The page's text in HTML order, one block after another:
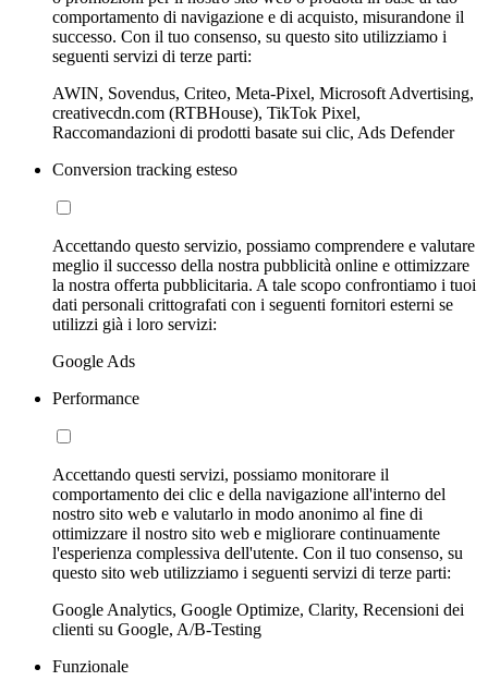
comportamento di navigazione e di acquisto, misurandone il
successo. Con il tuo consenso, su questo sito utilizziamo i
seguenti servizi di terze parti:
AWIN, Sovendus, Criteo, Meta-Pixel, Microsoft Advertising,
creativecdn.com (RTBHouse), TikTok Pixel,
Raccomandazioni di prodotti basate sui clic, Ads Defender
Conversion tracking esteso
Accettando questo servizio, possiamo comprendere e valutare
meglio il successo della nostra pubblicità online e ottimizzare
la nostra offerta pubblicitaria. A tale scopo confrontiamo i tuoi
dati personali crittografati con i seguenti fornitori esterni se
utilizzi già i loro servizi:
Google Ads
Performance
Accettando questi servizi, possiamo monitorare il
comportamento dei clic e della navigazione all'interno del
nostro sito web e valutarlo in modo anonimo al fine di
ottimizzare il nostro sito web e migliorare continuamente
l'esperienza complessiva dell'utente. Con il tuo consenso, su
questo sito web utilizziamo i seguenti servizi di terze parti:
Google Analytics, Google Optimize, Clarity, Recensioni dei
clienti su Google, A/B-Testing
Funzionale